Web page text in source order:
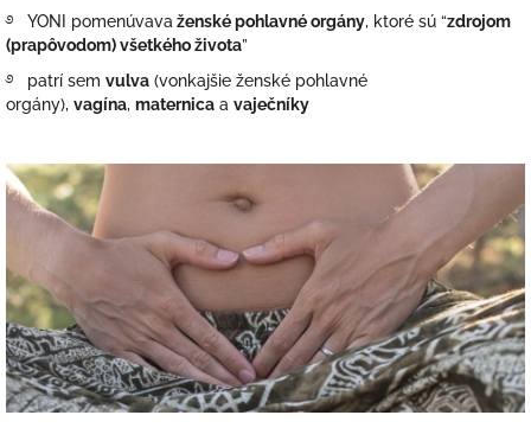
࿔ YONI pomenúvava ženské pohlavné orgány, ktoré sú “zdrojom
(prapôvodom) všetkého života”
࿔ patrí sem vulva (vonkajšie ženské pohlavné
orgány), vagína, maternica a vaječníky